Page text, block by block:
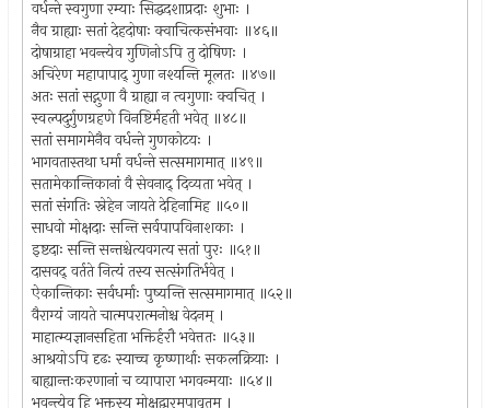
वर्धन्ते स्वगुणा रम्याः सिद्धदशाप्रदाः शुभाः ।
नैव ग्राह्याः सतां देहदोषाः क्वाचित्कसंभवाः ॥४६॥
दोषाग्राहा भवन्त्येव गुणिनोऽपि तु दोषिणः ।
अचिरेण महापापाद् गुणा नश्यन्ति मूलतः ॥४७॥
अतः सतां सद्गुणा वै ग्राह्या न त्वगुणाः क्वचित् ।
स्वल्पदुर्गुणग्रहणे विनष्टिर्महती भवेत् ॥४८॥
सतां समागमेनैव वर्धन्ते गुणकोटयः ।
भागवतास्तथा धर्मा वर्धन्ते सत्समागमात् ॥४९॥
सतामेकान्तिकानां वै सेवनाद् दिव्यता भवेत् ।
सतां संगतिः स्नेहेन जायते देहिनामिह ॥५०॥
साधवो मोक्षदाः सन्ति सर्वपापविनाशकाः ।
इष्टदाः सन्ति सन्तश्चेत्यवगत्य सतां पुरः ॥५१॥
दासवद् वर्तते नित्यं तस्य सत्संगतिर्भवेत् ।
ऐकान्तिकाः सर्वधर्माः पुष्यन्ति सत्समागमात् ॥५२॥
वैराग्यं जायते चात्मपरात्मनोश्च वेदनम् ।
माहात्म्यज्ञानसहिता भक्तिर्हरौ भवेत्ततः ॥५३॥
आश्रयोऽपि दृढः स्याच्च कृष्णार्थाः सकलक्रियाः ।
बाह्यान्तःकरणानां च व्यापारा भगवन्मयाः ॥५४॥
भवन्त्येव हि भक्तस्य मोक्षद्वारमपावृतम् ।